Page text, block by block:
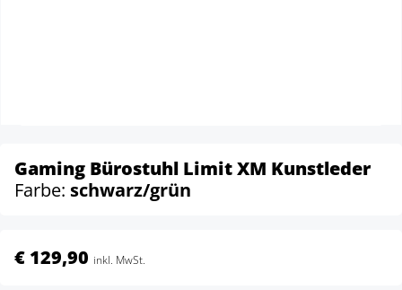
Gaming Bürostuhl Limit XM Kunstleder
Farbe: schwarz/grün
€ 129,90 inkl. MwSt.